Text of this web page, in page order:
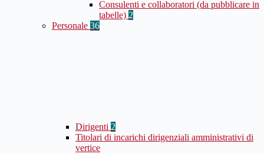
Consulenti e collaboratori (da pubblicare in
tabelle) 2
Personale 36
Dirigenti 2
Titolari di incarichi dirigenziali amministrativi di
vertice